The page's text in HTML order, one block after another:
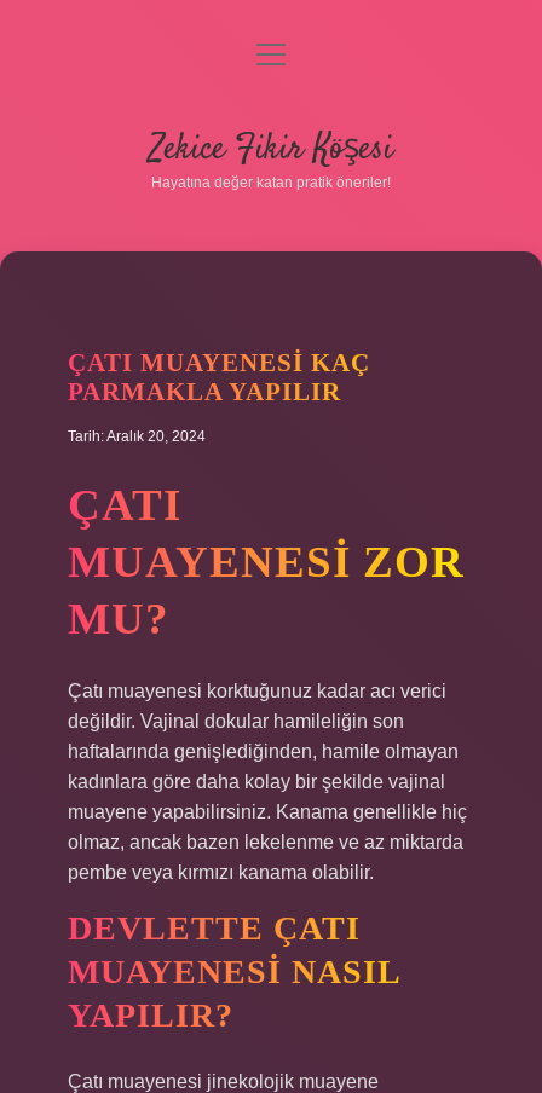
Gizlilik Politikası
Yasal Uyarı
menüyü
Zekice Fikir Köşesi
Hayatına değer katan pratik öneriler!
ÇATI MUAYENESI KAÇ
PARMAKLA YAPILIR
Tarih: Aralık 20, 2024
ÇATI
MUAYENESI ZOR
MU?
Çatı muayenesi korktuğunuz kadar acı verici
değildir. Vajinal dokular hamileliğin son
haftalarında genişlediğinden, hamile olmayan
kadınlara göre daha kolay bir şekilde vajinal
muayene yapabilirsiniz. Kanama genellikle hiç
olmaz, ancak bazen lekelenme ve az miktarda
pembe veya kırmızı kanama olabilir.
DEVLETTE ÇATI
MUAYENESI NASIL
YAPILIR?
Çatı muayenesi jinekolojik muayene